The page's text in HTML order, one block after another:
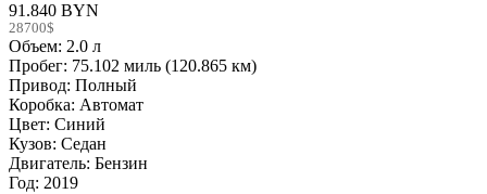
91.840 BYN
28700$
Объем: 2.0 л
Пробег: 75.102 миль (120.865 км)
Привод: Полный
Коробка: Автомат
Цвет: Синий
Кузов: Седан
Двигатель: Бензин
Год: 2019